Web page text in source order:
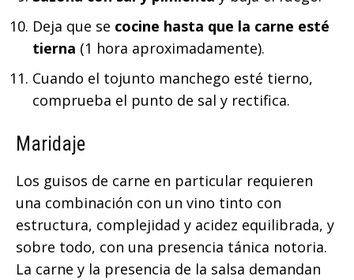
Deja que se cocine hasta que la carne esté
tierna (1 hora aproximadamente).
Cuando el tojunto manchego esté tierno,
comprueba el punto de sal y rectifica.
Maridaje
Los guisos de carne en particular requieren
una combinación con un vino tinto con
estructura, complejidad y acidez equilibrada, y
sobre todo, con una presencia tánica notoria.
La carne y la presencia de la salsa demandan